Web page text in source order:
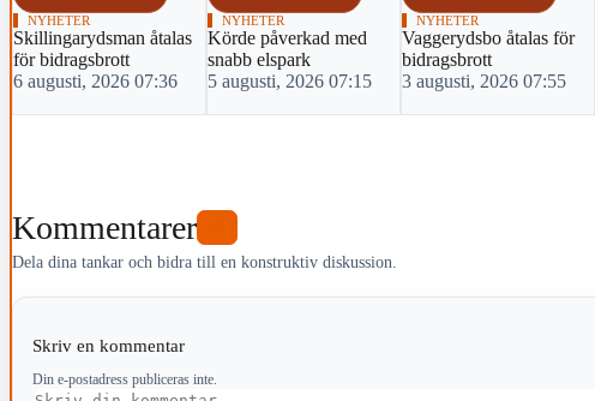
NYHETER
Skillingarydsman åtalas
för bidragsbrott
6 augusti, 2026 07:36
NYHETER
Körde påverkad med
snabb elspark
5 augusti, 2026 07:15
NYHETER
Vaggerydsbo åtalas för
bidragsbrott
3 augusti, 2026 07:55
Kommentarer
Dela dina tankar och bidra till en konstruktiv diskussion.
Skriv en kommentar
Din e-postadress publiceras inte.